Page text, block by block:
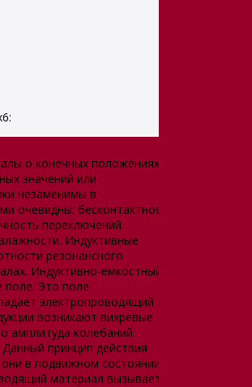
о конечных положениях
значений или
незаменимы в
очевидны: бесконтактное
переключений.
Индуктивные
резонансного
Индуктивно-емкостный
поле. Это поле
электропроводящий
возникают вихревые
амплитуда колебаний
принцип действия
в подвижном состоянии
материал вызывает